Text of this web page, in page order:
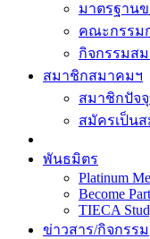
มาตรฐาน
คณะกรรม
กิจกรรมส
สมาชิกสมาคมฯ
สมาชิกปัจ
สมัครเป็น
พันธมิตร
Platinum
Become
TIECA
ข่าวสาร/กิจกรรม